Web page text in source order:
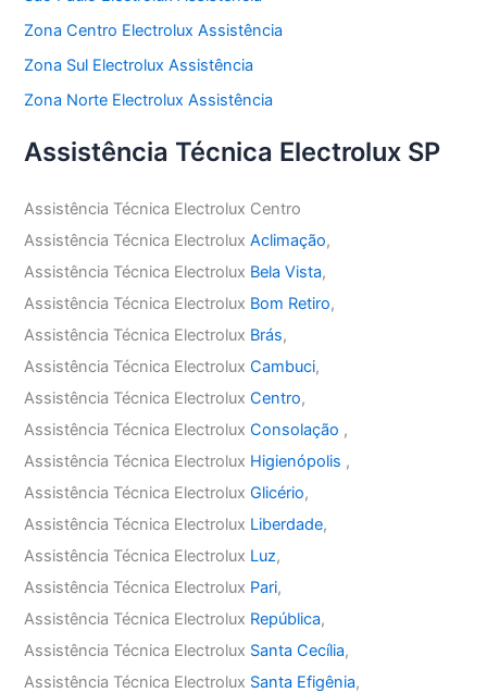
Zona Centro Electrolux Assistência
Zona Sul Electrolux Assistência
Zona Norte Electrolux Assistência
Assistência Técnica Electrolux SP
Assistência Técnica Electrolux Centro
Assistência Técnica ElectroluxAclimação,
Assistência Técnica Electrolux Bela Vista,
Assistência Técnica Electrolux Bom Retiro,
Assistência Técnica Electrolux Brás,
Assistência Técnica ElectroluxCambuci,
Assistência Técnica ElectroluxCentro,
Assistência Técnica ElectroluxConsolação ,
Assistência Técnica Electrolux Higienópolis ,
Assistência Técnica ElectroluxGlicério,
Assistência Técnica Electrolux Liberdade,
Assistência Técnica Electrolux Luz,
Assistência Técnica Electrolux Pari,
Assistência Técnica Electrolux República,
Assistência Técnica Electrolux Santa Cecília,
Assistência Técnica Electrolux Santa Efigênia,